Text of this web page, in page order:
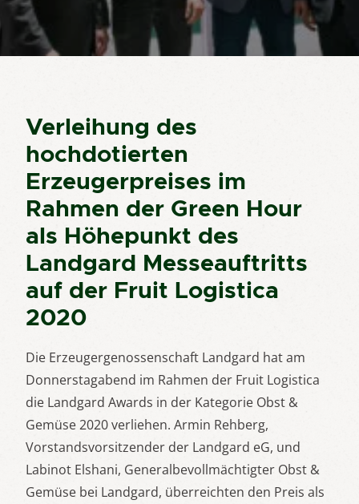
Verleihung des
hochdotierten
Erzeugerpreises im
Rahmen der Green Hour
als Höhepunkt des
Landgard Messeauftritts
auf der Fruit Logistica
2020
Die Erzeugergenossenschaft Landgard hat am
Donnerstagabend im Rahmen der Fruit Logistica
die Landgard Awards in der Kategorie Obst &
Gemüse 2020 verliehen. Armin Rehberg,
Vorstandsvorsitzender der Landgard eG, und
Labinot Elshani, Generalbevollmächtigter Obst &
Gemüse bei Landgard, überreichten den Preis als